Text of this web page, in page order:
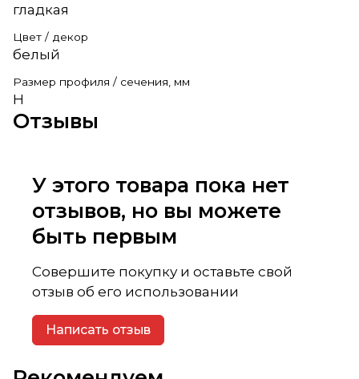
гладкая
Цвет / декор
белый
Размер профиля / сечения, мм
H
Отзывы
У этого товара пока нет
отзывов, но вы можете
быть первым
Совершите покупку и оставьте свой
отзыв об его использовании
Написать отзыв